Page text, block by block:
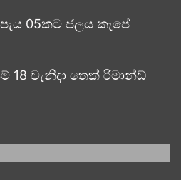
05කට ජලය කැපේ
18 වැනිදා තෙක් රිමාන්ඩ්